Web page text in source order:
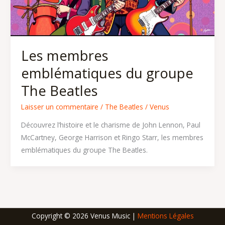
Les membres
emblématiques du groupe
The Beatles
Laisser un commentaire / The Beatles / Venus
Découvrez l’histoire et le charisme de John Lennon, Paul
McCartney, George Harrison et Ringo Starr, les membres
emblématiques du groupe The Beatles.
Copyright © 2026 Venus Music | Mentions Légales